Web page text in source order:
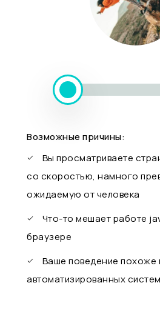
Возможные причины:
Вы просматриваете
со скоростью, намного
ожидаемую от человека
Что-то мешает работе
браузере
Ваше поведение похоже
автоматизированных систем